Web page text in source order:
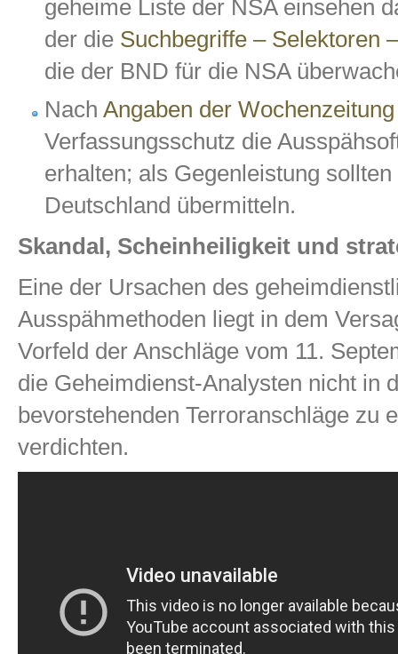
geheime Liste der NSA einsehen
der die Suchbegriffe – Selektoren –
die der BND für die NSA
Nach Angaben der Wochenzeitung
Verfassungsschutz die
erhalten; als Gegenleistung
Deutschland übermitteln.
Skandal, Scheinheiligkeit und
Eine der Ursachen des
Ausspähmethoden liegt in dem
Vorfeld der Anschläge vom 11.
die Geheimdienst-Analysten nicht in
bevorstehenden Terroranschläge zu
verdichten.